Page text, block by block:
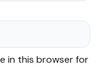
in this browser for